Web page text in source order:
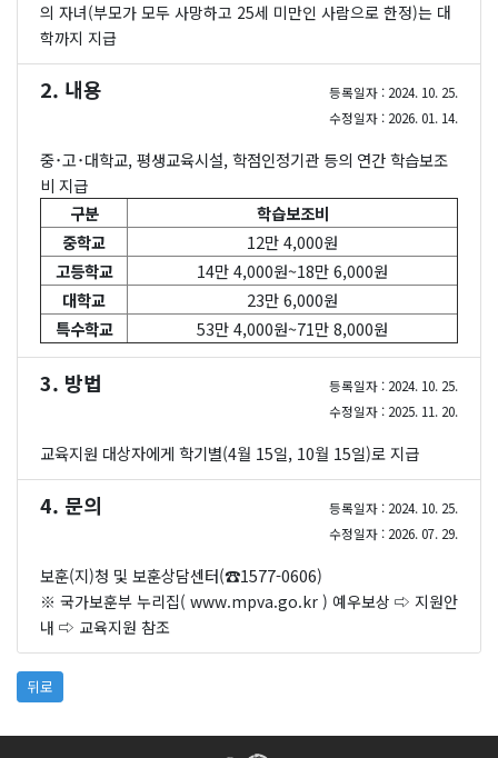
의 자녀(부모가 모두 사망하고 25세 미만인 사람으로 한정)는 대
학까지 지급
2. 내용
등록일자 : 2024. 10. 25.
수정일자 : 2026. 01. 14.
중･고･대학교, 평생교육시설, 학점인정기관 등의 연간 학습보조
비 지급
구분
학습보조비
중학교
12만 4,000원
고등학교
14만 4,000원~18만 6,000원
대학교
23만 6,000원
특수학교
53만 4,000원~71만 8,000원
3. 방법
등록일자 : 2024. 10. 25.
수정일자 : 2025. 11. 20.
교육지원 대상자에게 학기별(4월 15일, 10월 15일)로 지급
4. 문의
등록일자 : 2024. 10. 25.
수정일자 : 2026. 07. 29.
보훈(지)청 및 보훈상담센터(☎1577-0606)
※ 국가보훈부 누리집( www.mpva.go.kr ) 예우보상 ⇨ 지원안
내 ⇨ 교육지원 참조
뒤로